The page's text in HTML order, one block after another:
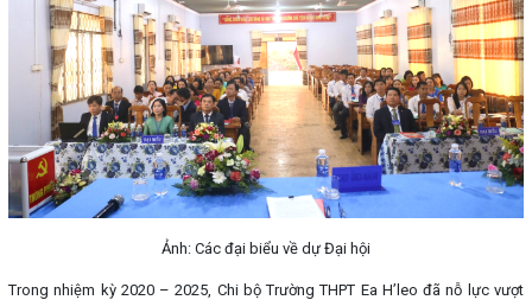
Ảnh: Các đại biểu về dự Đại hội
Trong nhiệm kỳ 2020 – 2025, Chi bộ Trường THPT Ea H’leo đã nỗ lực vượt